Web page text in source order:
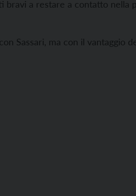
bravi a restare a contatto nella
Sassari, ma con il vantaggio